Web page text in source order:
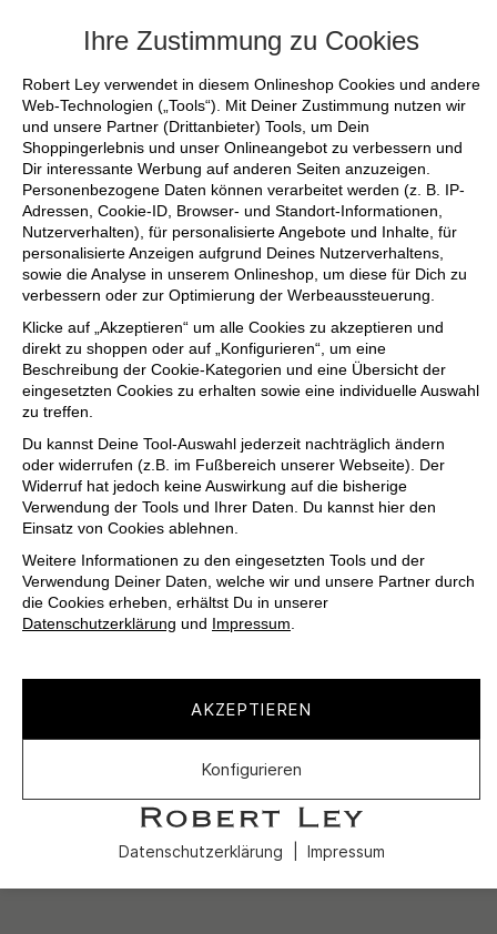
Ihre Zustimmung zu Cookies
Robert Ley verwendet in diesem Onlineshop Cookies und andere
Web-Technologien („Tools“). Mit Deiner Zustimmung nutzen wir
und unsere Partner (Drittanbieter) Tools, um Dein
Shoppingerlebnis und unser Onlineangebot zu verbessern und
Dir interessante Werbung auf anderen Seiten anzuzeigen.
Personenbezogene Daten können verarbeitet werden (z. B. IP-
Adressen, Cookie-ID, Browser- und Standort-Informationen,
Nutzerverhalten), für personalisierte Angebote und Inhalte, für
personalisierte Anzeigen aufgrund Deines Nutzerverhaltens,
sowie die Analyse in unserem Onlineshop, um diese für Dich zu
verbessern oder zur Optimierung der Werbeaussteuerung.
Klicke auf „Akzeptieren“ um alle Cookies zu akzeptieren und
direkt zu shoppen oder auf „Konfigurieren“, um eine
Beschreibung der Cookie-Kategorien und eine Übersicht der
eingesetzten Cookies zu erhalten sowie eine individuelle Auswahl
zu treffen.
Du kannst Deine Tool-Auswahl jederzeit nachträglich ändern
oder widerrufen (z.B. im Fußbereich unserer Webseite). Der
Widerruf hat jedoch keine Auswirkung auf die bisherige
Verwendung der Tools und Ihrer Daten. Du kannst hier den
Einsatz von Cookies ablehnen.
Weitere Informationen zu den eingesetzten Tools und der
Verwendung Deiner Daten, welche wir und unsere Partner durch
die Cookies erheben, erhältst Du in unserer
Datenschutzerklärung und Impressum.
AKZEPTIEREN
Konfigurieren
Datenschutzerklärung Impressum